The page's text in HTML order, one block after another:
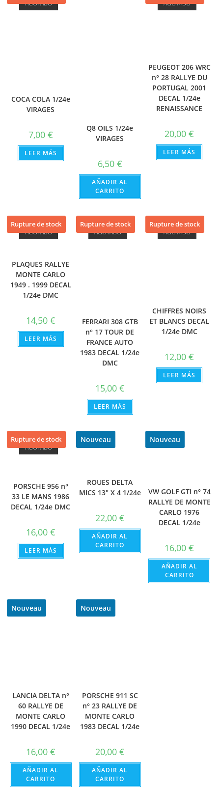
AGOTADO
COCA COLA 1/24e
VIRAGES
7,00 €
LEER MÁS
Q8 OILS 1/24e
VIRAGES
6,50 €
AÑADIR AL
CARRITO
AGOTADO
PEUGEOT 206 WRC
n° 28 RALLYE DU
PORTUGAL 2001
DECAL 1/24e
RENAISSANCE
20,00€
LEER MÁS
Rupture de stock
AGOTADO
PLAQUES RALLYE
MONTE CARLO
1949 . 1999 DECAL
1/24e DMC
14,50 €
LEER MÁS
Rupture de stock
AGOTADO
FERRARI 308 GTB
n° 17 TOUR DE
FRANCE AUTO
1983 DECAL 1/24e
DMC
15,00 €
LEER MÁS
Rupture de stock
AGOTADO
CHIFFRES NOIRS
ET BLANCS DECAL
1/24e DMC
12,00€
LEER MÁS
Rupture de stock
AGOTADO
PORSCHE 956 n°
33 LE MANS 1986
DECAL 1/24e DMC
16,00 €
LEER MÁS
Nouveau
ROUES DELTA
MICS 13″ X 4 1/24e
22,00 €
AÑADIR AL
CARRITO
Nouveau
VW GOLF GTI n° 74
RALLYE DE MONTE
CARLO 1976
DECAL 1/24e
16,00€
AÑADIR AL
CARRITO
Nouveau
LANCIA DELTA n°
60 RALLYE DE
MONTE CARLO
1990 DECAL 1/24e
16,00 €
AÑADIR AL
CARRITO
Nouveau
PORSCHE 911 SC
n° 23 RALLYE DE
MONTE CARLO
1983 DECAL 1/24e
20,00 €
AÑADIR AL
CARRITO